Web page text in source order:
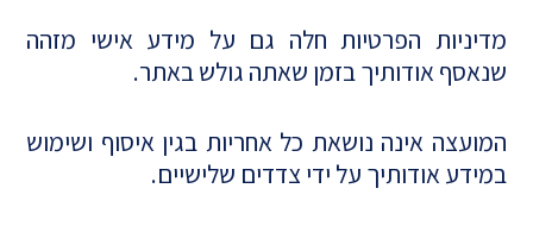
מדיניות הפרטיות חלה גם על מידע אישי מזהה
שנאסף אודותיך בזמן שאתה גולש באתר.
המועצה אינה נושאת כל אחריות בגין איסוף ושימוש
במידע אודותיך על ידי צדדים שלישיים.